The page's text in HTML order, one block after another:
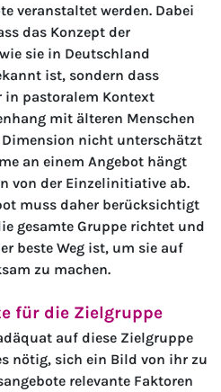
veranstaltet werden. Dabei
das Konzept der
sie in Deutschland
ist, sondern dass
in pastoralem Kontext
mit älteren Menschen
nicht unterschätzt
an einem Angebot hängt
von der Einzelinitiative ab.
muss daher berücksichtigt
gesamte Gruppe richtet und
beste Weg ist, um sie auf
zu machen.
für die Zielgruppe
auf diese Zielgruppe
nötig, sich ein Bild von ihr zu
relevante Faktoren